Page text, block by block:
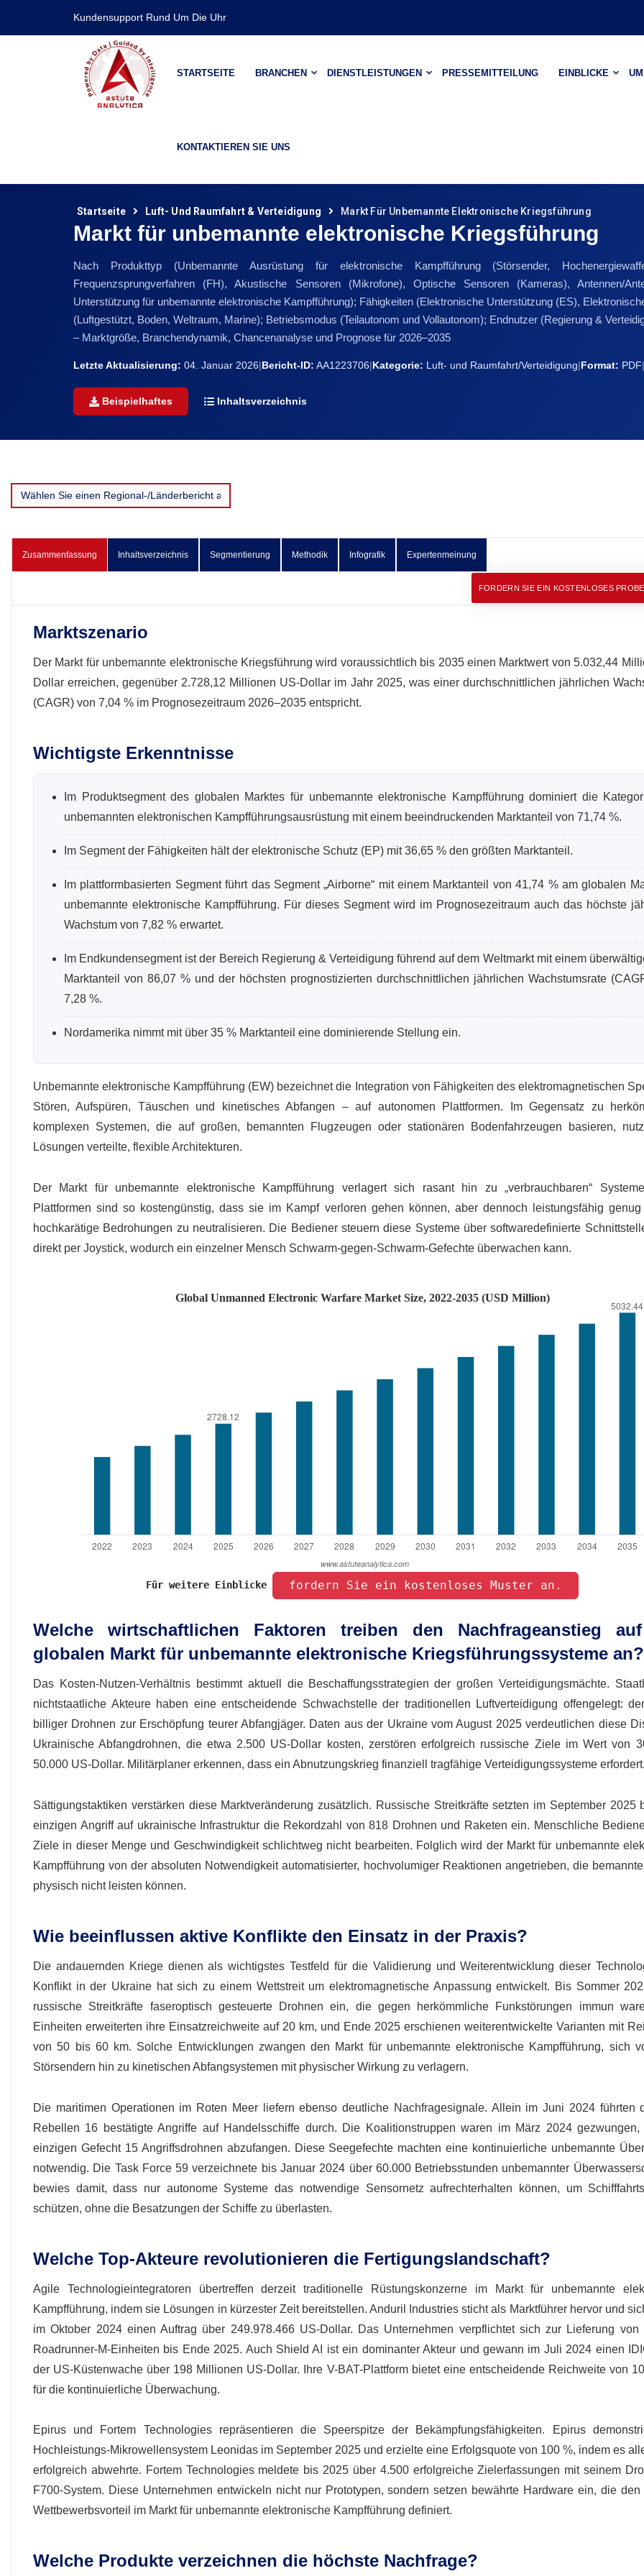
Kundensupport Rund Um Die Uhr
STARTSEITE BRANCHEN DIENSTLEISTUNGEN PRESSEMITTEILUNG EINBLICKE UM
KONTAKTIEREN SIE UNS
Startseite Luft- Und Raumfahrt & Verteidigung Markt Für Unbemannte Elektronische Kriegsführung
Markt für unbemannte elektronische Kriegsführung
Nach Produkttyp (Unbemannte Ausrüstung für elektronische Kampfführung (Störsender,
Frequenzsprungverfahren (FH), Akustische Sensoren (Mikrofone), Optische Sensoren (Kameras), Antennen/
Unterstützung für unbemannte elektronische Kampfführung); Fähigkeiten (Elektronische Unterstützung (ES),
(Luftgestützt, Boden, Weltraum, Marine); Betriebsmodus (Teilautonom und Vollautonom); Endnutzer (Regierung &
– Marktgröße, Branchendynamik, Chancenanalyse und Prognose für 2026–2035
Letzte Aktualisierung: 04. Januar 2026|Bericht-ID: AA1223706|Kategorie: Luft- und Raumfahrt/Verteidigung|Format: PDF|
Beispielhaftes Inhaltsverzeichnis
Zusammenfassung Inhaltsverzeichnis Segmentierung Methodik Infografik Expertenmeinung
FORDERN SIE EIN KOSTENLOSES
Marktszenario
Der Markt für unbemannte elektronische Kriegsführung wird voraussichtlich bis 2035 einen Marktwert von 5.032,44
Dollar erreichen, gegenüber 2.728,12 Millionen US-Dollar im Jahr 2025, was einer durchschnittlichen jährlichen
(CAGR) von 7,04 % im Prognosezeitraum 2026–2035 entspricht.
Wichtigste Erkenntnisse
Im Produktsegment des globalen Marktes für unbemannte elektronische Kampfführung dominiert die
unbemannten elektronischen Kampfführungsausrüstung mit einem beeindruckenden Marktanteil von 71,74 %.
Im Segment der Fähigkeiten hält der elektronische Schutz (EP) mit 36,65 % den größten Marktanteil.
Im plattformbasierten Segment führt das Segment „Airborne“ mit einem Marktanteil von 41,74 % am globalen
unbemannte elektronische Kampfführung. Für dieses Segment wird im Prognosezeitraum auch das höchste
Wachstum von 7,82 % erwartet.
Im Endkundensegment ist der Bereich Regierung & Verteidigung führend auf dem Weltmarkt mit einem
Marktanteil von 86,07 % und der höchsten prognostizierten durchschnittlichen jährlichen Wachstumsrate
7,28 %.
Nordamerika nimmt mit über 35 % Marktanteil eine dominierende Stellung ein.
Unbemannte elektronische Kampfführung (EW) bezeichnet die Integration von Fähigkeiten des elektromagnetischen
Stören, Aufspüren, Täuschen und kinetisches Abfangen – auf autonomen Plattformen. Im Gegensatz zu
komplexen Systemen, die auf großen, bemannten Flugzeugen oder stationären Bodenfahrzeugen basieren,
Lösungen verteilte, flexible Architekturen.
Der Markt für unbemannte elektronische Kampfführung verlagert sich rasant hin zu „verbrauchbaren“
Plattformen sind so kostengünstig, dass sie im Kampf verloren gehen können, aber dennoch leistungsfähig
hochkarätige Bedrohungen zu neutralisieren. Die Bediener steuern diese Systeme über softwaredefinierte
direkt per Joystick, wodurch ein einzelner Mensch Schwarm-gegen-Schwarm-Gefechte überwachen kann.
Für weitere Einblicke fordern Sie ein kostenloses Muster an.
Welche wirtschaftlichen Faktoren treiben den Nachfrageanstieg
globalen Markt für unbemannte elektronische Kriegsführungssysteme an?
Das Kosten-Nutzen-Verhältnis bestimmt aktuell die Beschaffungsstrategien der großen Verteidigungsmächte.
nichtstaatliche Akteure haben eine entscheidende Schwachstelle der traditionellen Luftverteidigung offengelegt:
billiger Drohnen zur Erschöpfung teurer Abfangjäger. Daten aus der Ukraine vom August 2025 verdeutlichen diese
Ukrainische Abfangdrohnen, die etwa 2.500 US-Dollar kosten, zerstören erfolgreich russische Ziele im Wert von
50.000 US-Dollar. Militärplaner erkennen, dass ein Abnutzungskrieg finanziell tragfähige Verteidigungssysteme
Sättigungstaktiken verstärken diese Marktveränderung zusätzlich. Russische Streitkräfte setzten im September 2025
einzigen Angriff auf ukrainische Infrastruktur die Rekordzahl von 818 Drohnen und Raketen ein. Menschliche
Ziele in dieser Menge und Geschwindigkeit schlichtweg nicht bearbeiten. Folglich wird der Markt für unbemannte
Kampfführung von der absoluten Notwendigkeit automatisierter, hochvolumiger Reaktionen angetrieben, die
physisch nicht leisten können.
Wie beeinflussen aktive Konflikte den Einsatz in der Praxis?
Die andauernden Kriege dienen als wichtigstes Testfeld für die Validierung und Weiterentwicklung dieser
Konflikt in der Ukraine hat sich zu einem Wettstreit um elektromagnetische Anpassung entwickelt. Bis Sommer
russische Streitkräfte faseroptisch gesteuerte Drohnen ein, die gegen herkömmliche Funkstörungen immun
Einheiten erweiterten ihre Einsatzreichweite auf 20 km, und Ende 2025 erschienen weiterentwickelte Varianten mit
von 50 bis 60 km. Solche Entwicklungen zwangen den Markt für unbemannte elektronische Kampfführung, sich
Störsendern hin zu kinetischen Abfangsystemen mit physischer Wirkung zu verlagern.
Die maritimen Operationen im Roten Meer liefern ebenso deutliche Nachfragesignale. Allein im Juni 2024 führten
Rebellen 16 bestätigte Angriffe auf Handelsschiffe durch. Die Koalitionstruppen waren im März 2024
einzigen Gefecht 15 Angriffsdrohnen abzufangen. Diese Seegefechte machten eine kontinuierliche unbemannte
notwendig. Die Task Force 59 verzeichnete bis Januar 2024 über 60.000 Betriebsstunden unbemannter
bewies damit, dass nur autonome Systeme das notwendige Sensornetz aufrechterhalten können, um
schützen, ohne die Besatzungen der Schiffe zu überlasten.
Welche Top-Akteure revolutionieren die Fertigungslandschaft?
Agile Technologieintegratoren übertreffen derzeit traditionelle Rüstungskonzerne im Markt für unbemannte
Kampfführung, indem sie Lösungen in kürzester Zeit bereitstellen. Anduril Industries sticht als Marktführer hervor und
im Oktober 2024 einen Auftrag über 249.978.466 US-Dollar. Das Unternehmen verpflichtet sich zur Lieferung von
Roadrunner-M-Einheiten bis Ende 2025. Auch Shield AI ist ein dominanter Akteur und gewann im Juli 2024 einen
der US-Küstenwache über 198 Millionen US-Dollar. Ihre V-BAT-Plattform bietet eine entscheidende Reichweite von
für die kontinuierliche Überwachung.
Epirus und Fortem Technologies repräsentieren die Speerspitze der Bekämpfungsfähigkeiten. Epirus
Hochleistungs-Mikrowellensystem Leonidas im September 2025 und erzielte eine Erfolgsquote von 100 %, indem es
erfolgreich abwehrte. Fortem Technologies meldete bis 2025 über 4.500 erfolgreiche Zielerfassungen mit seinem
F700-System. Diese Unternehmen entwickeln nicht nur Prototypen, sondern setzen bewährte Hardware ein, die den
Wettbewerbsvorteil im Markt für unbemannte elektronische Kampfführung definiert.
Welche Produkte verzeichnen die höchste Nachfrage?